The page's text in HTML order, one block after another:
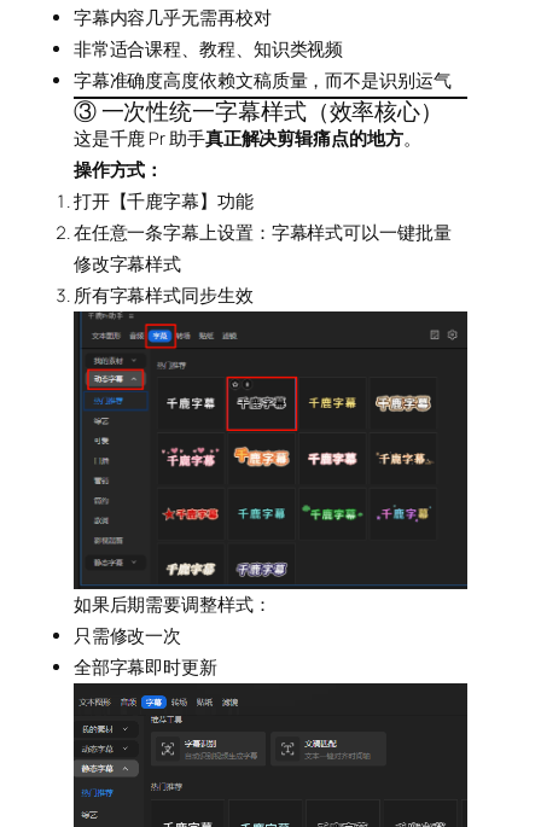
字幕内容几乎无需再校对
非常适合课程、教程、知识类视频
字幕准确度高度依赖文稿质量，而不是识别运气
③ 一次性统一字幕样式（效率核心）
这是千鹿 Pr 助手真正解决剪辑痛点的地方。
操作方式：
打开【千鹿字幕】功能
在任意一条字幕上设置：字幕样式可以一键批量
修改字幕样式
所有字幕样式同步生效
如果后期需要调整样式：
只需修改一次
全部字幕即时更新